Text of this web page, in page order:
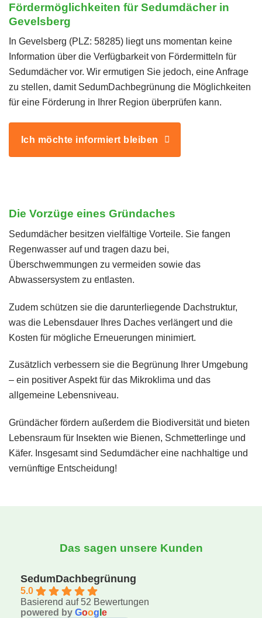
Fördermöglichkeiten für Sedumdächer in
Gevelsberg
In Gevelsberg (PLZ: 58285) liegt uns momentan keine
Information über die Verfügbarkeit von Fördermitteln für
Sedumdächer vor. Wir ermutigen Sie jedoch, eine Anfrage
zu stellen, damit SedumDachbegrünung die Möglichkeiten
für eine Förderung in Ihrer Region überprüfen kann.
Ich möchte informiert bleiben
Die Vorzüge eines Gründaches
Sedumdächer besitzen vielfältige Vorteile. Sie fangen
Regenwasser auf und tragen dazu bei,
Überschwemmungen zu vermeiden sowie das
Abwassersystem zu entlasten.
Zudem schützen sie die darunterliegende Dachstruktur,
was die Lebensdauer Ihres Daches verlängert und die
Kosten für mögliche Erneuerungen minimiert.
Zusätzlich verbessern sie die Begrünung Ihrer Umgebung
– ein positiver Aspekt für das Mikroklima und das
allgemeine Lebensniveau.
Gründächer fördern außerdem die Biodiversität und bieten
Lebensraum für Insekten wie Bienen, Schmetterlinge und
Käfer. Insgesamt sind Sedumdächer eine nachhaltige und
vernünftige Entscheidung!
Das sagen unsere Kunden
SedumDachbegrünung
5.0
Basierend auf 52 Bewertungen
powered by Goog e